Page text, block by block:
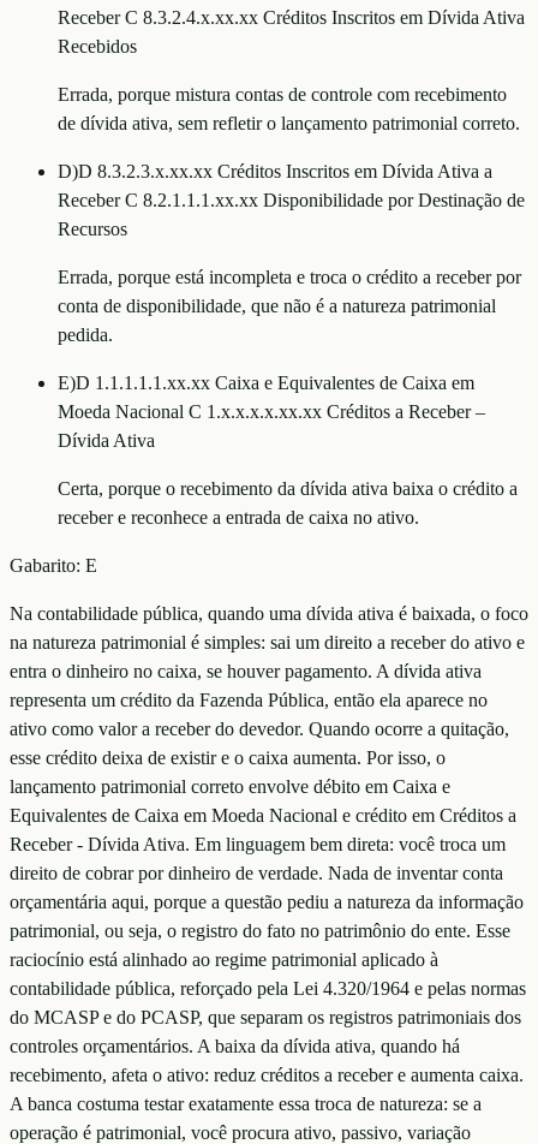
Receber C 8.3.2.4.x.xx.xx Créditos Inscritos em Dívida Ativa
Recebidos
Errada, porque mistura contas de controle com recebimento
de dívida ativa, sem refletir o lançamento patrimonial correto.
D)D 8.3.2.3.x.xx.xx Créditos Inscritos em Dívida Ativa a
Receber C 8.2.1.1.1.xx.xx Disponibilidade por Destinação de
Recursos
Errada, porque está incompleta e troca o crédito a receber por
conta de disponibilidade, que não é a natureza patrimonial
pedida.
E)D 1.1.1.1.1.xx.xx Caixa e Equivalentes de Caixa em
Moeda Nacional C 1.x.x.x.x.xx.xx Créditos a Receber –
Dívida Ativa
Certa, porque o recebimento da dívida ativa baixa o crédito a
receber e reconhece a entrada de caixa no ativo.
Gabarito: E
Na contabilidade pública, quando uma dívida ativa é baixada, o foco
na natureza patrimonial é simples: sai um direito a receber do ativo e
entra o dinheiro no caixa, se houver pagamento. A dívida ativa
representa um crédito da Fazenda Pública, então ela aparece no
ativo como valor a receber do devedor. Quando ocorre a quitação,
esse crédito deixa de existir e o caixa aumenta. Por isso, o
lançamento patrimonial correto envolve débito em Caixa e
Equivalentes de Caixa em Moeda Nacional e crédito em Créditos a
Receber - Dívida Ativa. Em linguagem bem direta: você troca um
direito de cobrar por dinheiro de verdade. Nada de inventar conta
orçamentária aqui, porque a questão pediu a natureza da informação
patrimonial, ou seja, o registro do fato no patrimônio do ente. Esse
raciocínio está alinhado ao regime patrimonial aplicado à
contabilidade pública, reforçado pela Lei 4.320/1964 e pelas normas
do MCASP e do PCASP, que separam os registros patrimoniais dos
controles orçamentários. A baixa da dívida ativa, quando há
recebimento, afeta o ativo: reduz créditos a receber e aumenta caixa.
A banca costuma testar exatamente essa troca de natureza: se a
operação é patrimonial, você procura ativo, passivo, variação